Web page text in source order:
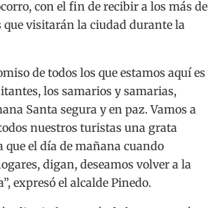
con el fin de recibir a los más de
visitarán la ciudad durante la
de todos los que estamos aquí es
los samarios y samarias,
Santa segura y en paz. Vamos a
nuestros turistas una grata
que el día de mañana cuando
digan, deseamos volver a la
expresó el alcalde Pinedo.